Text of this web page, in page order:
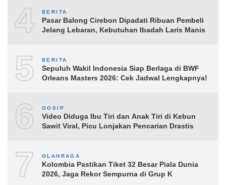
4 BERITA
Pasar Balong Cirebon Dipadati Ribuan Pembeli
Jelang Lebaran, Kebutuhan Ibadah Laris Manis
5 BERITA
Sepuluh Wakil Indonesia Siap Berlaga di BWF
Orleans Masters 2026: Cek Jadwal Lengkapnya!
6 GOSIP
Video Diduga Ibu Tiri dan Anak Tiri di Kebun
Sawit Viral, Picu Lonjakan Pencarian Drastis
7 OLAHRAGA
Kolombia Pastikan Tiket 32 Besar Piala Dunia
2026, Jaga Rekor Sempurna di Grup K